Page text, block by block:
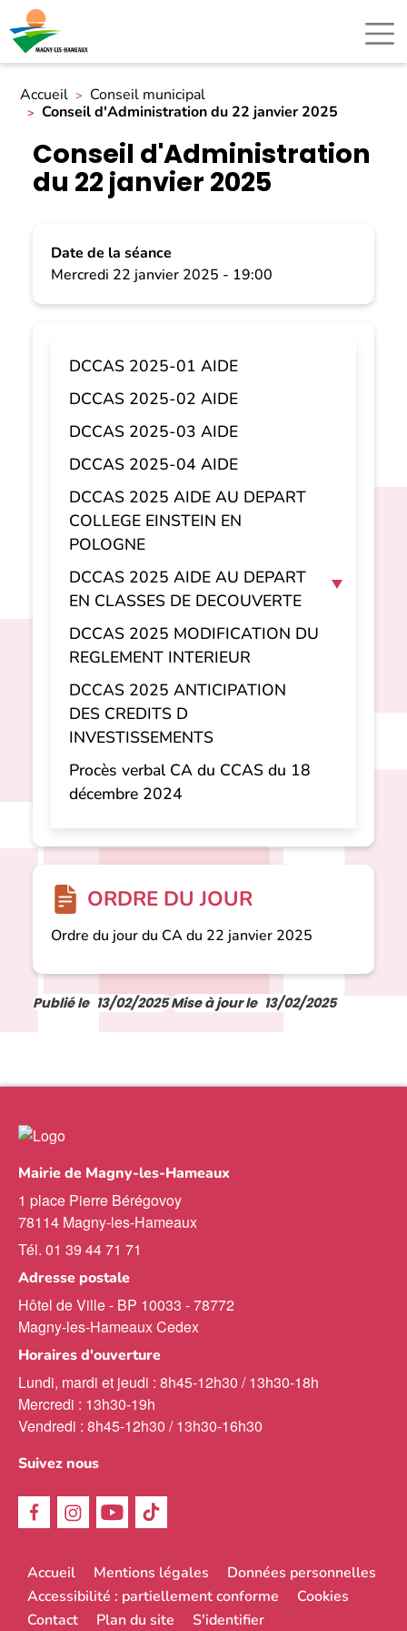
Accueil
Conseil municipal
Conseil d'Administration du 22 janvier 2025
Conseil d'Administration
du 22 janvier 2025
Date de la séance
Mercredi 22 janvier 2025 - 19:00
DCCAS 2025-01 AIDE
DCCAS 2025-02 AIDE
DCCAS 2025-03 AIDE
DCCAS 2025-04 AIDE
DCCAS 2025 AIDE AU DEPART
COLLEGE EINSTEIN EN
POLOGNE
DCCAS 2025 AIDE AU DEPART
EN CLASSES DE DECOUVERTE
DCCAS 2025 MODIFICATION DU
REGLEMENT INTERIEUR
DCCAS 2025 ANTICIPATION
DES CREDITS D
INVESTISSEMENTS
Procès verbal CA du CCAS du 18
décembre 2024
ORDRE DU JOUR
Ordre du jour du CA du 22 janvier 2025
Publié le 13/02/2025 Mise à jour le 13/02/2025
Mairie de Magny-les-Hameaux
1 place Pierre Bérégovoy
78114 Magny-les-Hameaux
Tél. 01 39 44 71 71
Adresse postale
Hôtel de Ville - BP 10033 - 78772
Magny-les-Hameaux Cedex
Horaires d'ouverture
Lundi, mardi et jeudi : 8h45-12h30 / 13h30-18h
Mercredi : 13h30-19h
Vendredi : 8h45-12h30 / 13h30-16h30
Suivez nous
Menu
Pied
de
Accueil Mentions légales
Données personnelles
Accessibilité : partiellement conforme
Cookies
Contact
Plan du site S'identifier